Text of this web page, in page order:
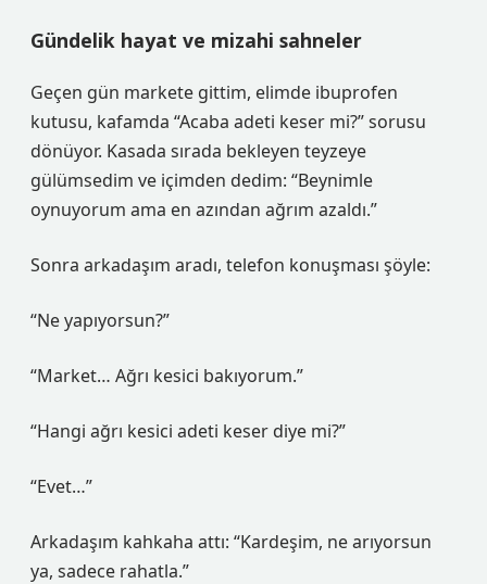
Gündelik hayat ve mizahi sahneler
Geçen gün markete gittim, elimde ibuprofen
kutusu, kafamda “Acaba adeti keser mi?” sorusu
dönüyor. Kasada sırada bekleyen teyzeye
gülümsedim ve içimden dedim: “Beynimle
oynuyorum ama en azından ağrım azaldı.”
Sonra arkadaşım aradı, telefon konuşması şöyle:
“Ne yapıyorsun?”
“Market… Ağrı kesici bakıyorum.”
“Hangi ağrı kesici adeti keser diye mi?”
“Evet…”
Arkadaşım kahkaha attı: “Kardeşim, ne arıyorsun
ya, sadece rahatla.”